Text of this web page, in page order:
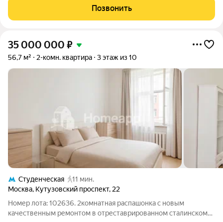
сразу после покупки и при этом сохранить высокий потенциал
Позвонить
35 000 000 ₽
56,7 м² 2-комн. квартира 3 этаж из 10
Студенческая
11 мин.
Москва, Кутузовский проспект, 22
Номер лота: 102636. 2комнатная распашонка с новым
качественным ремонтом в отреставрированном сталинском